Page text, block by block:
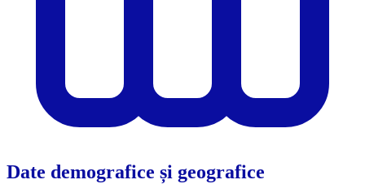
Date demografice și geografice